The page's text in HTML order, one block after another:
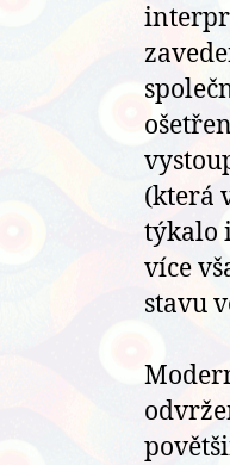
(která
týkalo
více
stavu